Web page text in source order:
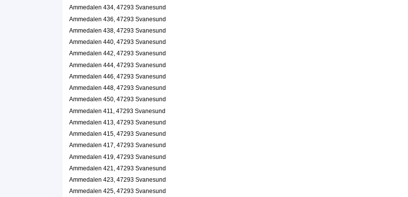
Ammedalen 434, 47293 Svanesund
Ammedalen 436, 47293 Svanesund
Ammedalen 438, 47293 Svanesund
Ammedalen 440, 47293 Svanesund
Ammedalen 442, 47293 Svanesund
Ammedalen 444, 47293 Svanesund
Ammedalen 446, 47293 Svanesund
Ammedalen 448, 47293 Svanesund
Ammedalen 450, 47293 Svanesund
Ammedalen 411, 47293 Svanesund
Ammedalen 413, 47293 Svanesund
Ammedalen 415, 47293 Svanesund
Ammedalen 417, 47293 Svanesund
Ammedalen 419, 47293 Svanesund
Ammedalen 421, 47293 Svanesund
Ammedalen 423, 47293 Svanesund
Ammedalen 425, 47293 Svanesund